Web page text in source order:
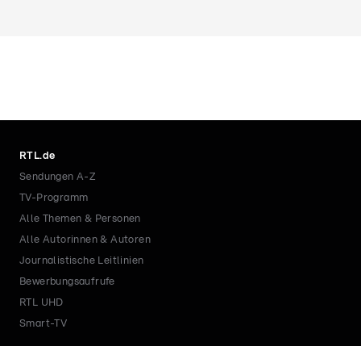
RTL.de
Sendungen A-Z
TV-Programm
Alle Themen & Personen
Alle Autorinnen & Autoren
Journalistische Leitlinien
Bewerbungsaufrufe
RTL UHD
Smart-TV